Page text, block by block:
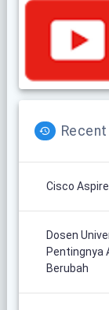
Cisco
Dosen
Pentingnya
Berubah